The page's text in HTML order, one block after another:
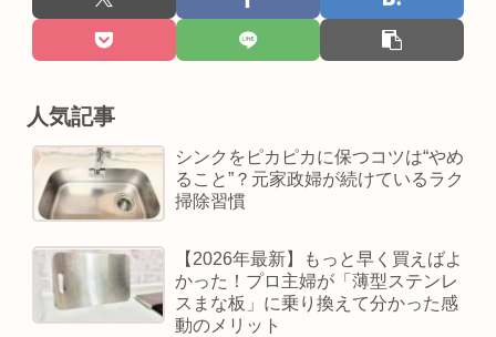
人気記事
シンクをピカピカに保つコツは“やめ
ること”？元家政婦が続けているラク
掃除習慣
【2026年最新】もっと早く買えばよ
かった！プロ主婦が「薄型ステンレ
スまな板」に乗り換えて分かった感
動のメリット